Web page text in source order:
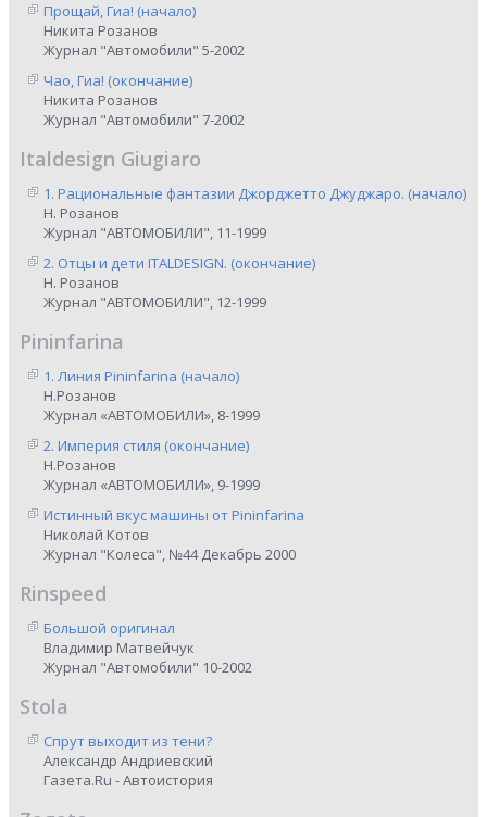
Прощай, Гиа! (начало)
Никита Розанов
Журнал "Автомобили" 5-2002
Чао, Гиа! (окончание)
Никита Розанов
Журнал "Автомобили" 7-2002
Italdesign Giugiaro
1. Рациональные фантазии Джорджетто Джуджаро. (начало)
Н. Розанов
Журнал "АВТОМОБИЛИ", 11-1999
2. Отцы и дети ITALDESIGN. (окончание)
Н. Розанов
Журнал "АВТОМОБИЛИ", 12-1999
Pininfarina
1. Линия Pininfarina (начало)
Н.Розанов
Журнал «АВТОМОБИЛИ», 8-1999
2. Империя стиля (окончание)
Н.Розанов
Журнал «АВТОМОБИЛИ», 9-1999
Истинный вкус машины от Pininfarina
Николай Котов
Журнал "Колеса", №44 Декабрь 2000
Rinspeed
Большой оригинал
Владимир Матвейчук
Журнал "Автомобили" 10-2002
Stola
Спрут выходит из тени?
Александр Андриевский
Газета.Ru - Автоистория